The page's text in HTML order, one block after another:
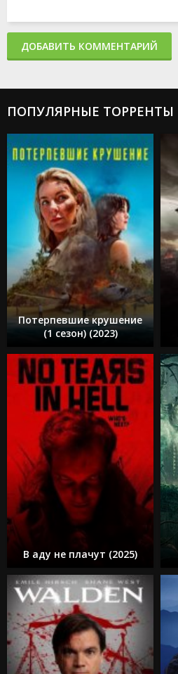
ДОБАВИТЬ КОММЕНТАРИЙ
ПОПУЛЯРНЫЕ ТОРРЕНТЫ
Потерпевшие крушение
(1 сезон) (2023)
В аду не плачут (2025)